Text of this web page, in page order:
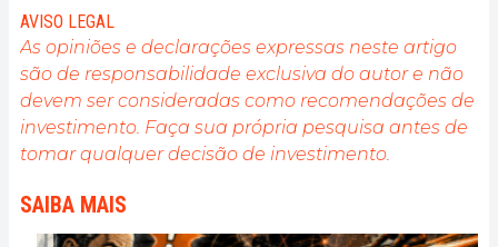
rédacteur, il aspire à fournir en permanence un
travail de haute qualité qui reflète l'état du secteur
dans son ensemble.
AVISO LEGAL
As opiniões e declarações expressas neste artigo
são de responsabilidade exclusiva do autor e não
devem ser consideradas como recomendações de
investimento. Faça sua própria pesquisa antes de
tomar qualquer decisão de investimento.
SAIBA MAIS